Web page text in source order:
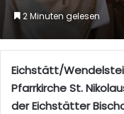
2 Minuten gelesen
Eichstätt/
Pfarrkirche St.
der Eichstätter